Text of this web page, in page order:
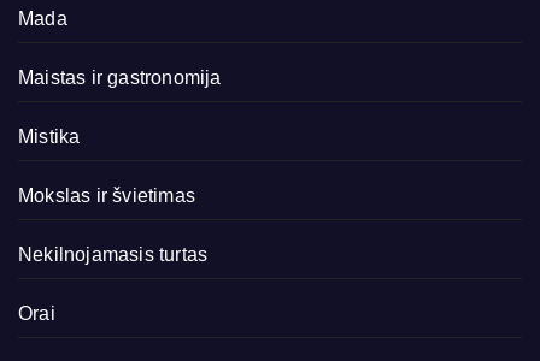
Mada
Maistas ir gastronomija
Mistika
Mokslas ir švietimas
Nekilnojamasis turtas
Orai